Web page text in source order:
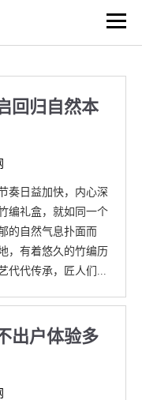
回归自然本
奏日益加快，内心深
编礼盒，就如同一个
的自然气息扑面而
，有着悠久的竹编历
代代传承，匠人们...
出户体验多